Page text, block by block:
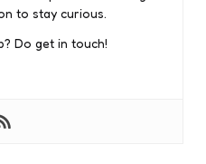
to stay curious.
Do get in touch!